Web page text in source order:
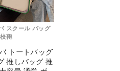
スクール バッグ
鞄
トートバッグ
推しバッグ 推